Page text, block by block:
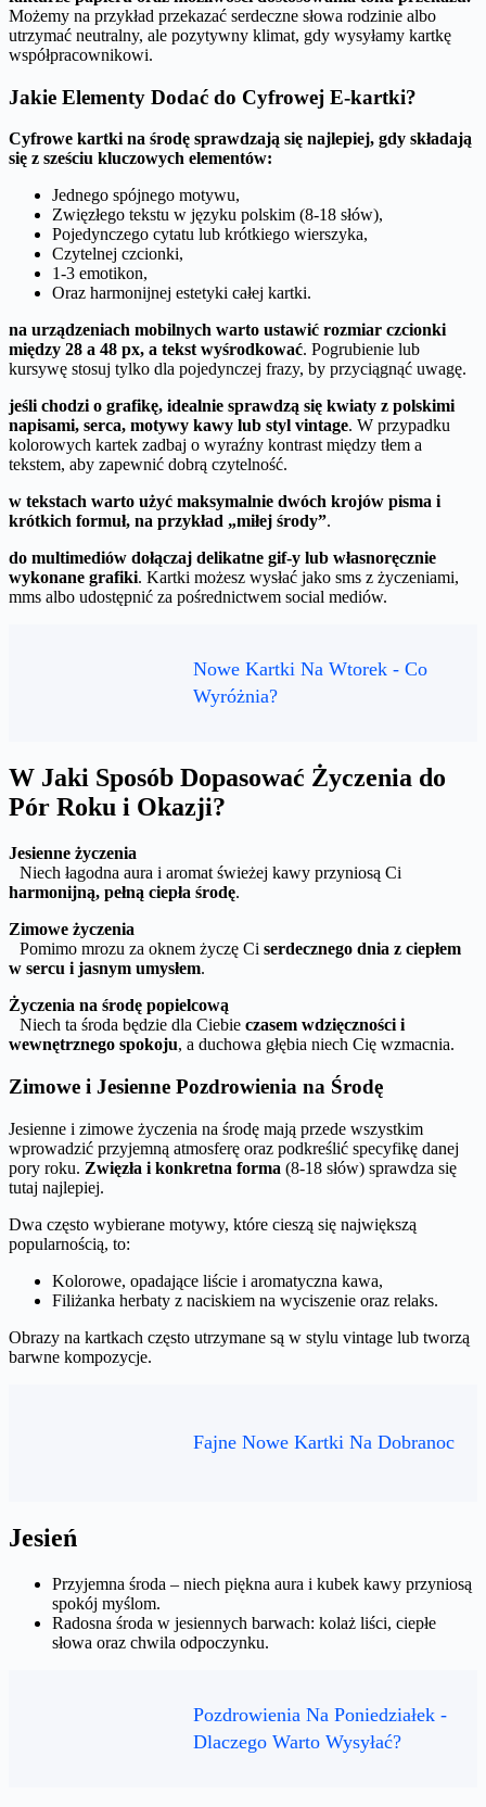
Możemy na przykład przekazać serdeczne słowa rodzinie albo
utrzymać neutralny, ale pozytywny klimat, gdy wysyłamy kartkę
współpracownikowi.
Jakie Elementy Dodać do Cyfrowej E-kartki?
Cyfrowe kartki na środę sprawdzają się najlepiej, gdy składają
się z sześciu kluczowych elementów:
Jednego spójnego motywu,
Zwięzłego tekstu w języku polskim (8-18 słów),
Pojedynczego cytatu lub krótkiego wierszyka,
Czytelnej czcionki,
1-3 emotikon,
Oraz harmonijnej estetyki całej kartki.
na urządzeniach mobilnych warto ustawić rozmiar czcionki
między 28 a 48 px, a tekst wyśrodkować. Pogrubienie lub
kursywę stosuj tylko dla pojedynczej frazy, by przyciągnąć uwagę.
jeśli chodzi o grafikę, idealnie sprawdzą się kwiaty z polskimi
napisami, serca, motywy kawy lub styl vintage. W przypadku
kolorowych kartek zadbaj o wyraźny kontrast między tłem a
tekstem, aby zapewnić dobrą czytelność.
w tekstach warto użyć maksymalnie dwóch krojów pisma i
krótkich formuł, na przykład „miłej środy”.
do multimediów dołączaj delikatne gif-y lub własnoręcznie
wykonane grafiki. Kartki możesz wysłać jako sms z życzeniami,
mms albo udostępnić za pośrednictwem social mediów.
Nowe Kartki Na Wtorek - Co
Wyróżnia?
W Jaki Sposób Dopasować Życzenia do
Pór Roku i Okazji?
Jesienne życzenia
Niech łagodna aura i aromat świeżej kawy przyniosą Ci
harmonijną, pełną ciepła środę.
Zimowe życzenia
Pomimo mrozu za oknem życzę Ci serdecznego dnia z ciepłem
w sercu i jasnym umysłem.
Życzenia na środę popielcową
Niech ta środa będzie dla Ciebie czasem wdzięczności i
wewnętrznego spokoju, a duchowa głębia niech Cię wzmacnia.
Zimowe i Jesienne Pozdrowienia na Środę
Jesienne i zimowe życzenia na środę mają przede wszystkim
wprowadzić przyjemną atmosferę oraz podkreślić specyfikę danej
pory roku. Zwięzła i konkretna forma (8-18 słów) sprawdza się
tutaj najlepiej.
Dwa często wybierane motywy, które cieszą się największą
popularnością, to:
Kolorowe, opadające liście i aromatyczna kawa,
Filiżanka herbaty z naciskiem na wyciszenie oraz relaks.
Obrazy na kartkach często utrzymane są w stylu vintage lub tworzą
barwne kompozycje.
Fajne Nowe Kartki Na Dobranoc
Jesień
Przyjemna środa – niech piękna aura i kubek kawy przyniosą
spokój myślom.
Radosna środa w jesiennych barwach: kolaż liści, ciepłe
słowa oraz chwila odpoczynku.
Pozdrowienia Na Poniedziałek -
Dlaczego Warto Wysyłać?